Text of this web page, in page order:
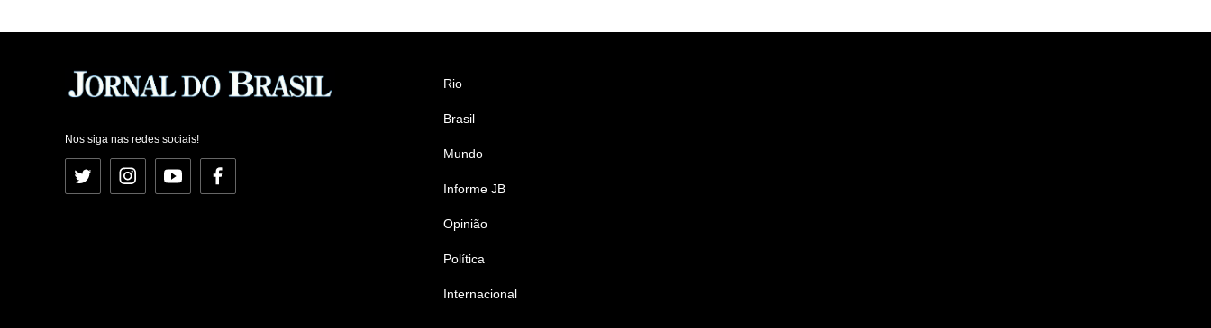
Nos siga nas redes sociais!
Twitter InstagramYouTubeFacebook
Rio
Brasil
Mundo
Informe JB
Opinião
Política
Internacional